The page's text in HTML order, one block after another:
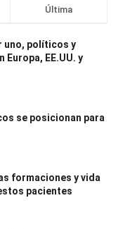
Última
uno, políticos y
EE.UU. y
se posicionan para
formaciones y vida
pacientes